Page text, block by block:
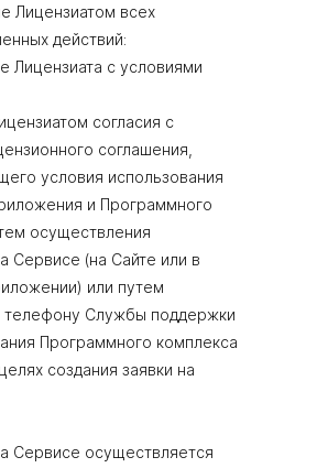
Лицензиатом всех
действий:
Лицензиата с условиями
согласия с
соглашения,
условия использования
и Программного
осуществления
Сервисе (на Сайте или в
или путем
Службы поддержки
Программного комплекса
создания заявки на
Сервисе осуществляется